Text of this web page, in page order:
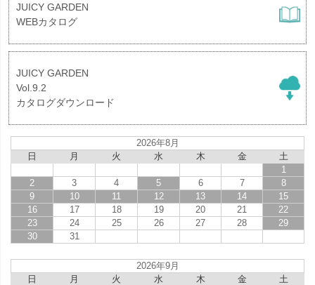
JUICY GARDEN
WEBカタログ
JUICY GARDEN
Vol.9.2
カタログダウンロード
2026年8月
日
月 火 水 木 金
土
1
2
3 4 5 6 7
8
9
10 11 12 13 14
15
16
17 18 19 20 21
22
23
24 25 26 27 28
29
30
31
2026年9月
日
月 火 水 木 金
土